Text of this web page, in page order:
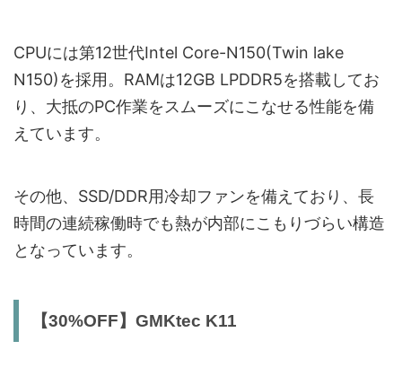
CPUには第12世代Intel Core-N150(Twin lake
N150)を採用。RAMは12GB LPDDR5を搭載してお
り、大抵のPC作業をスムーズにこなせる性能を備
えています。
その他、SSD/DDR用冷却ファンを備えており、長
時間の連続稼働時でも熱が内部にこもりづらい構造
となっています。
【30%OFF】GMKtec K11